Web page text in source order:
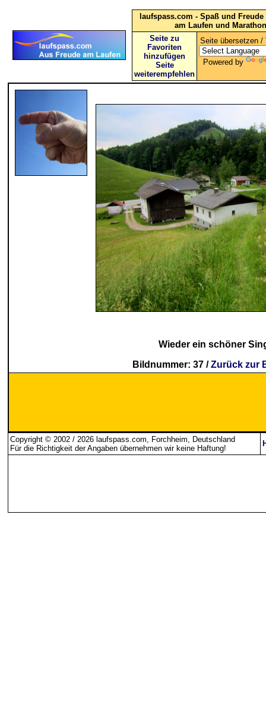
laufspass.com - Spaß und
am Laufen und Marathon
Seite zu
Favoriten
hinzufügen
Seite
weiterempfehlen
Seite übersetzen /
Powered by
Wieder ein schöner
Bildnummer: 37 /Zurück zur
Copyright © 2002 / 2026 laufspass.com, Forchheim, Deutschland
Für die Richtigkeit der Angaben übernehmen wir keine Haftung!